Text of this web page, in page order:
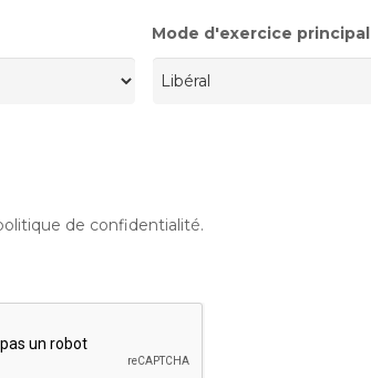
Mode d'exercice principal
de confidentialité.